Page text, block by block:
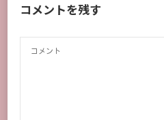
コメントを残す